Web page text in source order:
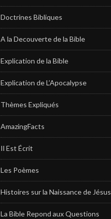
Doctrines Bibliques
A la Decouverte de la Bible
Explication de la Bible
Explication de L’Apocalypse
Thèmes Expliqués
AmazingFacts
Il Est Écrit
Les Poèmes
Histoires sur la Naissance de Jésus
La Bible Repond aux Questions